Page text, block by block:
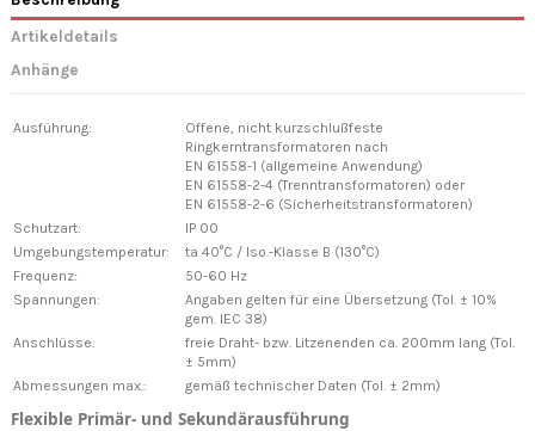
Artikeldetails
Anhänge
Ausführung:
Offene, nicht kurzschlußfeste
Ringkerntransformatoren nach
EN 61558-1 (allgemeine Anwendung)
EN 61558-2-4 (Trenntransformatoren) oder
EN 61558-2-6 (Sicherheitstransformatoren)
Schutzart:
IP 00
Umgebungstemperatur:
ta 40°C / Iso.-Klasse B (130°C)
Frequenz:
50-60 Hz
Spannungen:
Angaben gelten für eine Übersetzung (Tol. ± 10%
gem. IEC 38)
Anschlüsse:
freie Draht- bzw. Litzenenden ca. 200mm lang (Tol.
± 5mm)
Abmessungen max.:
gemäß technischer Daten (Tol. ± 2mm)
Flexible Primär- und Sekundärausführung